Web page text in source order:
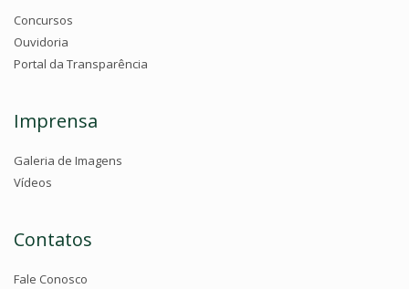
Concursos
Ouvidoria
Portal da Transparência
Imprensa
Galeria de Imagens
Vídeos
Contatos
Fale Conosco